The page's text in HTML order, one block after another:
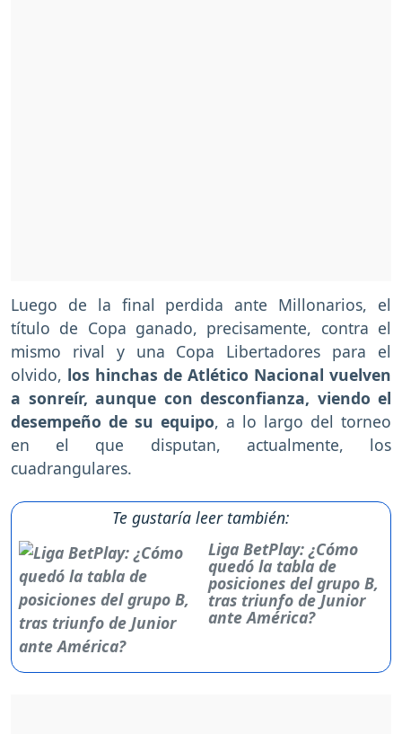
Luego de la final perdida ante Millonarios, el
título de Copa ganado, precisamente, contra el
mismo rival y una Copa Libertadores para el
olvido, los hinchas de Atlético Nacional vuelven
a sonreír, aunque con desconfianza, viendo el
desempeño de su equipo, a lo largo del torneo
en el que disputan, actualmente, los
cuadrangulares.
Te gustaría leer también:
Liga BetPlay: ¿Cómo
quedó la tabla de
posiciones del grupo B,
tras triunfo de Junior
ante América?